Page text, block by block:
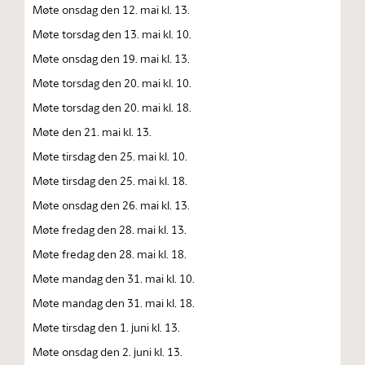
Møte onsdag den 12. mai kl. 13.
Møte torsdag den 13. mai kl. 10.
Møte onsdag den 19. mai kl. 13.
Møte torsdag den 20. mai kl. 10.
Møte torsdag den 20. mai kl. 18.
Møte den 21. mai kl. 13.
Møte tirsdag den 25. mai kl. 10.
Møte tirsdag den 25. mai kl. 18.
Møte onsdag den 26. mai kl. 13.
Møte fredag den 28. mai kl. 13.
Møte fredag den 28. mai kl. 18.
Møte mandag den 31. mai kl. 10.
Møte mandag den 31. mai kl. 18.
Møte tirsdag den 1. juni kl. 13.
Møte onsdag den 2. juni kl. 13.